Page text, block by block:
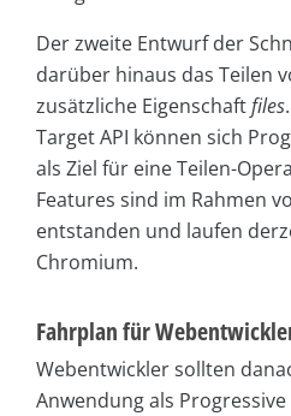
Der zweite Entwurf der
darüber hinaus das Teilen
zusätzliche Eigenschaftfiles
Target API können sich
als Ziel für eine Teilen-
Features sind im Rahmen
entstanden und laufen
Chromium.
Fahrplan für
Webentwickler sollten
Anwendung als Progressive